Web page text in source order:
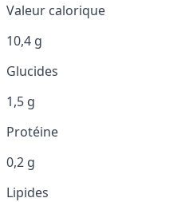
Valeur calorique
10,4 g
Glucides
1,5 g
Protéine
0,2 g
Lipides